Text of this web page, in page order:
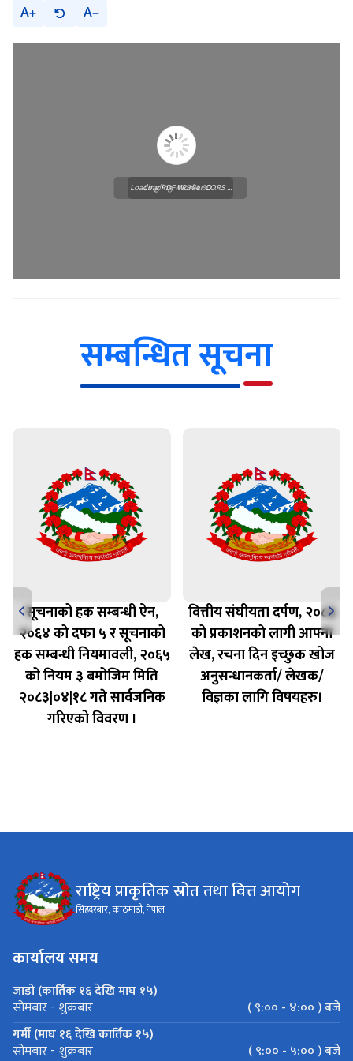
Loading WEBGL 3D ...
Loading PDF Worker CORS ...
सम्बन्धित सूचना
सूचनाको हक सम्बन्धी ऐन,
२०६४ को दफा ५ र सूचनाको
हक सम्बन्धी नियमावली, २०६५
को नियम ३ बमोजिम मिति
२०८३|०४|१८ गते सार्वजनिक
गरिएको विवरण ।
वित्तीय संघीयता दर्पण, २०८३
को प्रकाशनको लागी आफ्ना
लेख, रचना दिन इच्छुक खोज
अनुसन्धानकर्ता/ लेखक/
विज्ञका लागि विषयहरु।
राष्ट्रिय प्राकृतिक स्रोत तथा वित्त आयोग
सिंहदरबार, काठमाडौं, नेपाल
कार्यालय समय
जाडो (कार्तिक १६ देखि माघ १५)
सोमबार - शुक्रबार
( ९:०० - ४:०० ) बजे
गर्मी (माघ १६ देखि कार्तिक १५)
सोमबार - शुक्रबार ( ९:०० - ५:०० ) बजे